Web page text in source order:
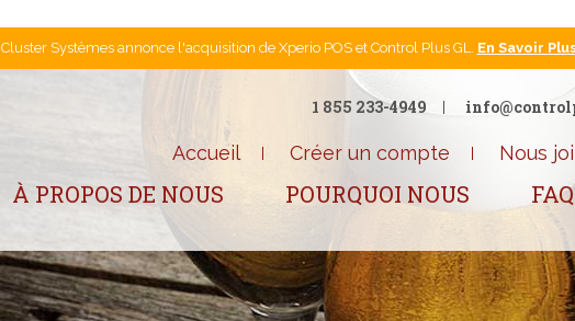
Cluster Systèmes annonce l'acquisition de Xperio POS et Control Plus GL. En Savoir
1 855 233-4949
Accueil Créer un compte Nous
À PROPOS DE NOUS POURQUOI NOUS FAQ